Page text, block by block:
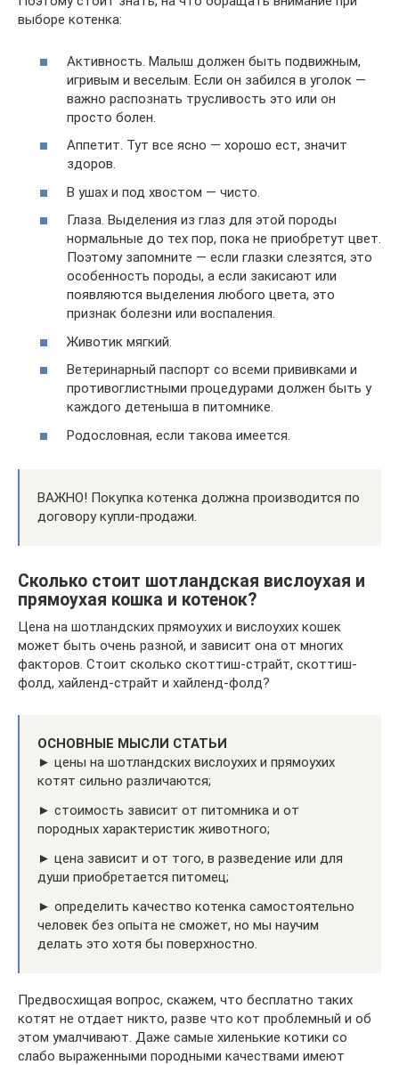
выборе котенка:
Активность. Малыш должен быть подвижным,
игривым и веселым. Если он забился в уголок —
важно распознать трусливость это или он
просто болен.
Аппетит. Тут все ясно — хорошо ест, значит
здоров.
В ушах и под хвостом — чисто.
Глаза. Выделения из глаз для этой породы
нормальные до тех пор, пока не приобретут цвет.
Поэтому запомните — если глазки слезятся, это
особенность породы, а если закисают или
появляются выделения любого цвета, это
признак болезни или воспаления.
Животик мягкий.
Ветеринарный паспорт со всеми прививками и
противоглистными процедурами должен быть у
каждого детеныша в питомнике.
Родословная, если такова имеется.
ВАЖНО! Покупка котенка должна производится по
договору купли-продажи.
Сколько стоит шотландская вислоухая и
прямоухая кошка и котенок?
Цена на шотландских прямоухих и вислоухих кошек
может быть очень разной, и зависит она от многих
факторов. Стоит сколько скоттиш-страйт, скоттиш-
фолд, хайленд-страйт и хайленд-фолд?
ОСНОВНЫЕ МЫСЛИ СТАТЬИ
► цены на шотландских вислоухих и прямоухих
котят сильно различаются;
► стоимость зависит от питомника и от
породных характеристик животного;
► цена зависит и от того, в разведение или для
души приобретается питомец;
► определить качество котенка самостоятельно
человек без опыта не сможет, но мы научим
делать это хотя бы поверхностно.
Предвосхищая вопрос, скажем, что бесплатно таких
котят не отдает никто, разве что кот проблемный и об
этом умалчивают. Даже самые хиленькие котики со
слабо выраженными породными качествами имеют